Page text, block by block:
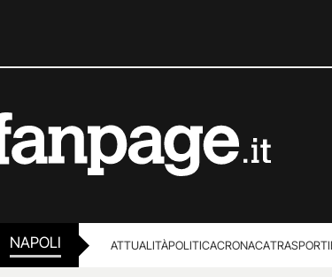
NAPOLI ATTUALITÀPOLITICACRONACATRASPORTI